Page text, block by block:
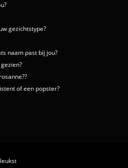
gezichtstype?
naam past bij jou?
of een popster?